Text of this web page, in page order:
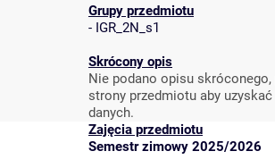
Grupy przedmiotu
- IGR_2N_s1
Skrócony opis
Nie podano opisu skróconego,
strony przedmiotu aby
danych.
Zajęcia przedmiotu
Semestr zimowy 2025/2026